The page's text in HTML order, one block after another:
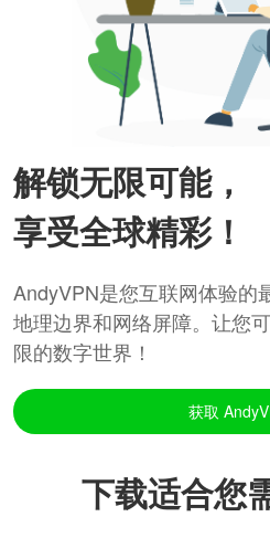
解锁无限可能，
享受全球精彩！
AndyVPN是您互联网体验的
地理边界和网络屏障。让您
限的数字世界！
获取
下载适合您